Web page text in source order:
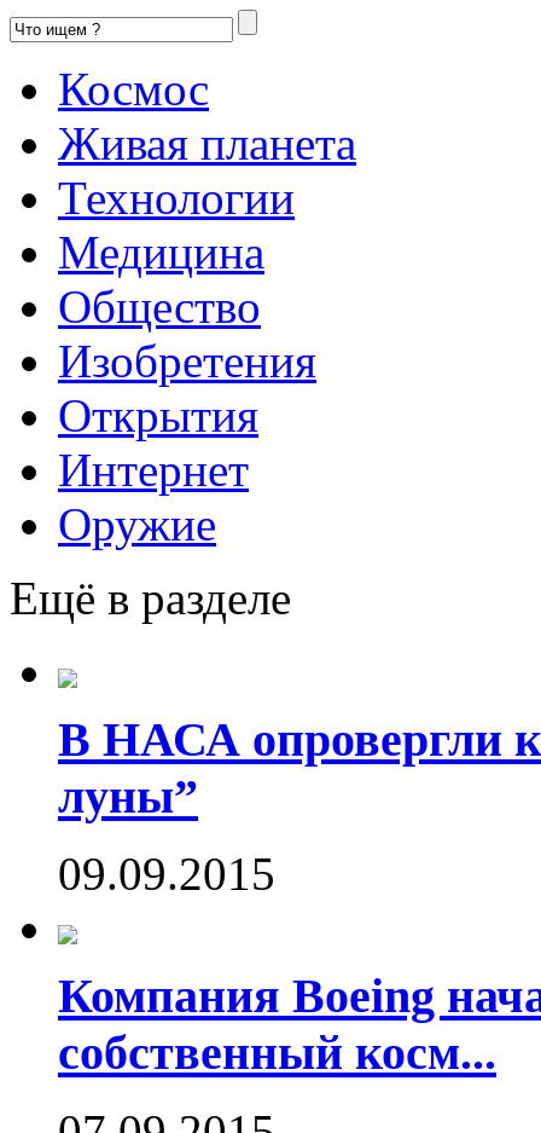
Космос
Живая планета
Технологии
Медицина
Общество
Изобретения
Открытия
Интернет
Оружие
Ещё в разделе
В НАСА опровергли
луны”
09.09.2015
Компания Boeing
собственный косм...